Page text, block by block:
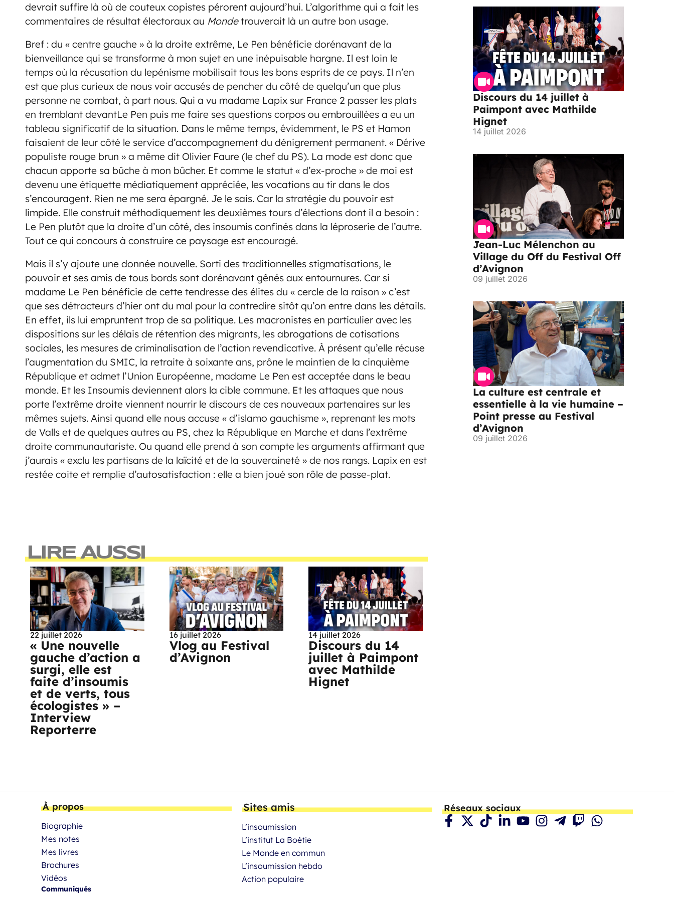
devrait suffire là où de couteux copistes pérorent aujourd’hui. L’algorithme qui a fait les
commentaires de résultat électoraux au Mondetrouverait là un autre bon usage.
Bref : du « centre gauche » à la droite extrême, Le Pen bénéficie dorénavant de la
bienveillance qui se transforme à mon sujet en une inépuisable hargne. Il est loin le
temps où la récusation du lepénisme mobilisait tous les bons esprits de ce pays. Il n’en
est que plus curieux de nous voir accusés de pencher du côté de quelqu’un que plus
personne ne combat, à part nous. Qui a vu madame Lapix sur France 2 passer les plats
en tremblant devantLe Pen puis me faire ses questions corpos ou embrouillées a eu un
tableau significatif de la situation. Dans le même temps, évidemment, le PS et Hamon
faisaient de leur côté le service d’accompagnement du dénigrement permanent. « Dérive
populiste rouge brun » a même dit Olivier Faure (le chef du PS). La mode est donc que
chacun apporte sa bûche à mon bûcher. Et comme le statut « d’ex-proche » de moi est
devenu une étiquette médiatiquement appréciée, les vocations au tir dans le dos
s’encouragent. Rien ne me sera épargné. Je le sais. Car la stratégie du pouvoir est
limpide. Elle construit méthodiquement les deuxièmes tours d’élections dont il a besoin :
Le Pen plutôt que la droite d’un côté, des insoumis confinés dans la léproserie de l’autre.
Tout ce qui concours à construire ce paysage est encouragé.
Mais il s’y ajoute une donnée nouvelle. Sorti des traditionnelles stigmatisations, le
pouvoir et ses amis de tous bords sont dorénavant gênés aux entournures. Car si
madame Le Pen bénéficie de cette tendresse des élites du « cercle de la raison » c’est
que ses détracteurs d’hier ont du mal pour la contredire sitôt qu’on entre dans les détails.
En effet, ils lui empruntent trop de sa politique. Les macronistes en particulier avec les
dispositions sur les délais de rétention des migrants, les abrogations de cotisations
sociales, les mesures de criminalisation de l’action revendicative. À présent qu’elle récuse
l’augmentation du SMIC, la retraite à soixante ans, prône le maintien de la cinquième
République et admet l’Union Européenne, madame Le Pen est acceptée dans le beau
monde. Et les Insoumis deviennent alors la cible commune. Et les attaques que nous
porte l’extrême droite viennent nourrir le discours de ces nouveaux partenaires sur les
mêmes sujets. Ainsi quand elle nous accuse « d’islamo gauchisme », reprenant les mots
de Valls et de quelques autres au PS, chez la République en Marche et dans l’extrême
droite communautariste. Ou quand elle prend à son compte les arguments affirmant que
j’aurais « exclu les partisans de la laïcité et de la souveraineté » de nos rangs. Lapix en est
restée coite et remplie d’autosatisfaction : elle a bien joué son rôle de passe-plat.
LIRE AUSSI
22 juillet 2026
« Une nouvelle
gauche d’action a
surgi, elle est
faite d’insoumis
et de verts, tous
écologistes » –
Interview
Reporterre
16 juillet 2026
Vlog au Festival
d’Avignon
14 juillet 2026
Discours du 14
juillet à Paimpont
avec Mathilde
Hignet
Discours du 14 juillet à
Paimpont avec Mathilde
Hignet
14 juillet 2026
Jean-Luc Mélenchon au
Village du Off du Festival Off
d’Avignon
09 juillet 2026
La culture est centrale et
essentielle à la vie humaine –
Point presse au Festival
d’Avignon
09 juillet 2026
À propos
Biographie
Mes notes
Mes livres
Brochures
Vidéos
Communiqués
Sites amis
L’insoumission
L’institut La Boétie
Le Monde en commun
L’insoumission hebdo
Action populaire
Réseaux sociaux